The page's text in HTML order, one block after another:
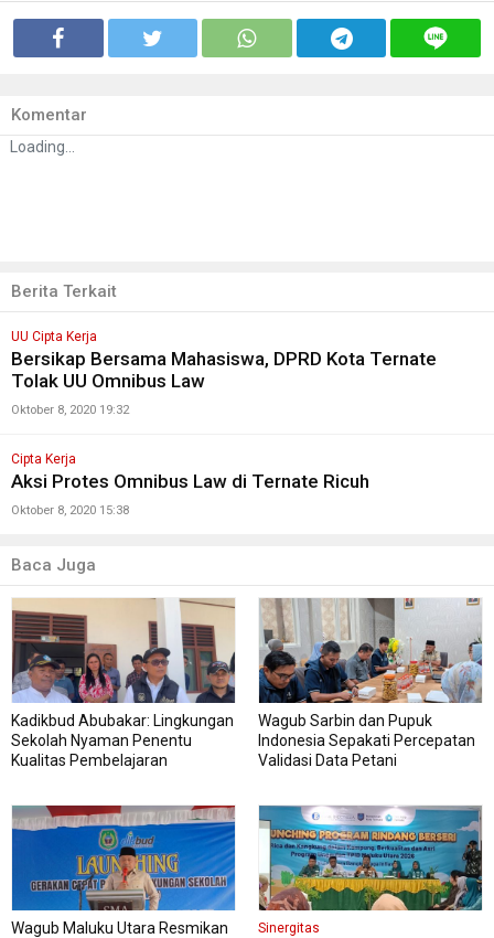
Komentar
Loading...
Berita Terkait
UU Cipta Kerja
Bersikap Bersama Mahasiswa, DPRD Kota Ternate
Tolak UU Omnibus Law
Oktober 8, 2020 19:32
Cipta Kerja
Aksi Protes Omnibus Law di Ternate Ricuh
Oktober 8, 2020 15:38
Baca Juga
Kadikbud Abubakar: Lingkungan
Sekolah Nyaman Penentu
Kualitas Pembelajaran
Wagub Sarbin dan Pupuk
Indonesia Sepakati Percepatan
Validasi Data Petani
Wagub Maluku Utara Resmikan
Sinergitas